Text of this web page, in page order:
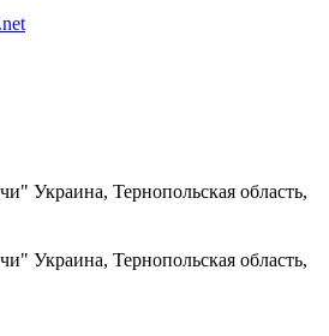
Украина, Тернопольская область,
Украина, Тернопольская область,